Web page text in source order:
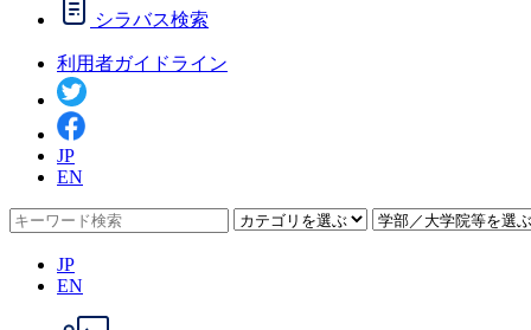
シラバス検索
利用者ガイドライン
JP
EN
JP
EN